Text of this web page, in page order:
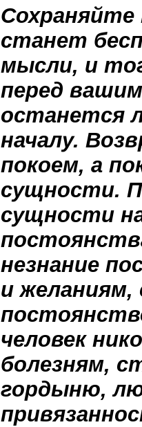
Сохраняйте
станет
мысли, и
перед
останется
началу.
покоем, а
сущности.
сущности
незнание
и
человек
болезням,
гордыню,